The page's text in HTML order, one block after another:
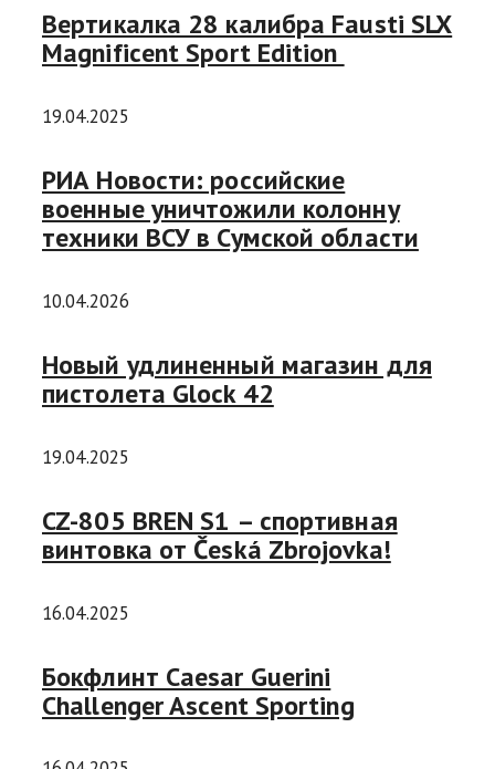
Вертикалка 28 калибра Fausti SLX
Magnificent Sport Edition
19.04.2025
РИА Новости: российские
военные уничтожили колонну
техники ВСУ в Сумской области
10.04.2026
Новый удлиненный магазин для
пистолета Glock 42
19.04.2025
CZ-805 BREN S1 – спортивная
винтовка от Česká Zbrojovka!
16.04.2025
Бокфлинт Caesar Guerini
Challenger Ascent Sporting